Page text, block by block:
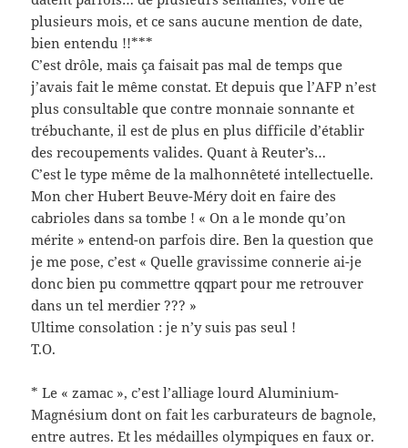
plusieurs mois, et ce sans aucune mention de date,
bien entendu !!***
C’est drôle, mais ça faisait pas mal de temps que
j’avais fait le même constat. Et depuis que l’AFP n’est
plus consultable que contre monnaie sonnante et
trébuchante, il est de plus en plus difficile d’établir
des recoupements valides. Quant à Reuter’s…
C’est le type même de la malhonnêteté intellectuelle.
Mon cher Hubert Beuve-Méry doit en faire des
cabrioles dans sa tombe ! « On a le monde qu’on
mérite » entend-on parfois dire. Ben la question que
je me pose, c’est « Quelle gravissime connerie ai-je
donc bien pu commettre qqpart pour me retrouver
dans un tel merdier ??? »
Ultime consolation : je n’y suis pas seul !
T.O.
* Le « zamac », c’est l’alliage lourd Aluminium-
Magnésium dont on fait les carburateurs de bagnole,
entre autres. Et les médailles olympiques en faux or.